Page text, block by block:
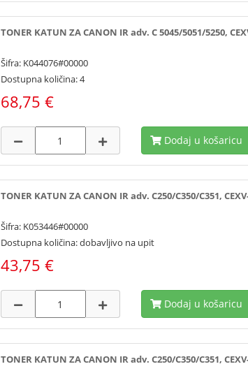
TONER KATUN ZA CANON IR adv. C 5045/5051/5250,
Šifra: K044076#00000
Dostupna količina: 4
68,75 €
Dodaj u košaricu
TONER KATUN ZA CANON IR adv. C250/C350/C351,
Šifra: K053446#00000
Dostupna količina: dobavljivo na upit
43,75 €
Dodaj u košaricu
TONER KATUN ZA CANON IR adv. C250/C350/C351,